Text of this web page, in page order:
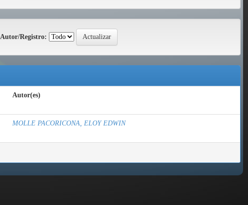
Autor/Registro:
Autor(es)
MOLLE PACORICONA, ELOY EDWIN